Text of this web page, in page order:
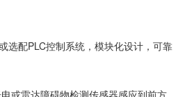
选配PLC控制系统，模块化设计，可靠
或雷达障碍物检测传感器感应到前方